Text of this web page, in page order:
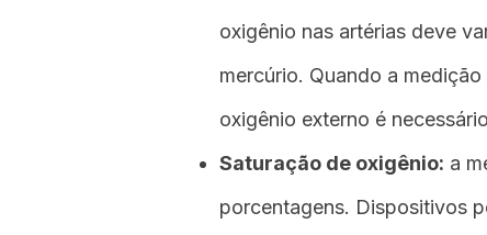
oxigênio nas artérias deve
mercúrio. Quando a
oxigênio externo é
Saturação de oxigênio: a
porcentagens. Dispositivos